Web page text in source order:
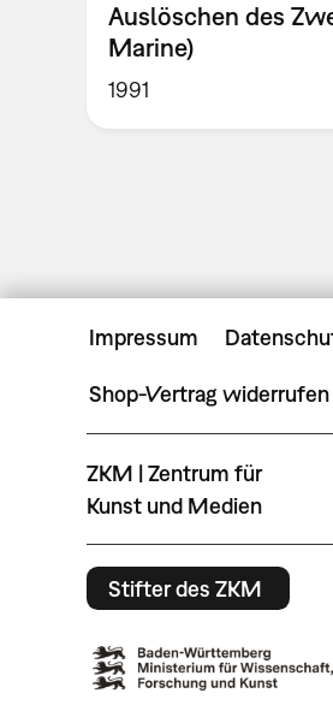
Auslöschen des
Marine)
1991
Impressum
Shop-Vertrag widerrufen
ZKM | Zentrum für
Kunst und Medien
Stifter des ZKM